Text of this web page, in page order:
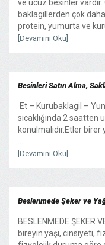
ve ucuz besinler
baklagillerden çok
protein, yumurta ve kuru
[Devamını Oku]
Besinleri Satın Alma,
Et – Kurubaklagil –
sıcaklığında 2 saatten
konulmalıdır.Etler
[Devamını Oku]
Beslenmede Şeker ve
BESLENMEDE ŞEKER
bireyin yaşı, cinsiyeti,